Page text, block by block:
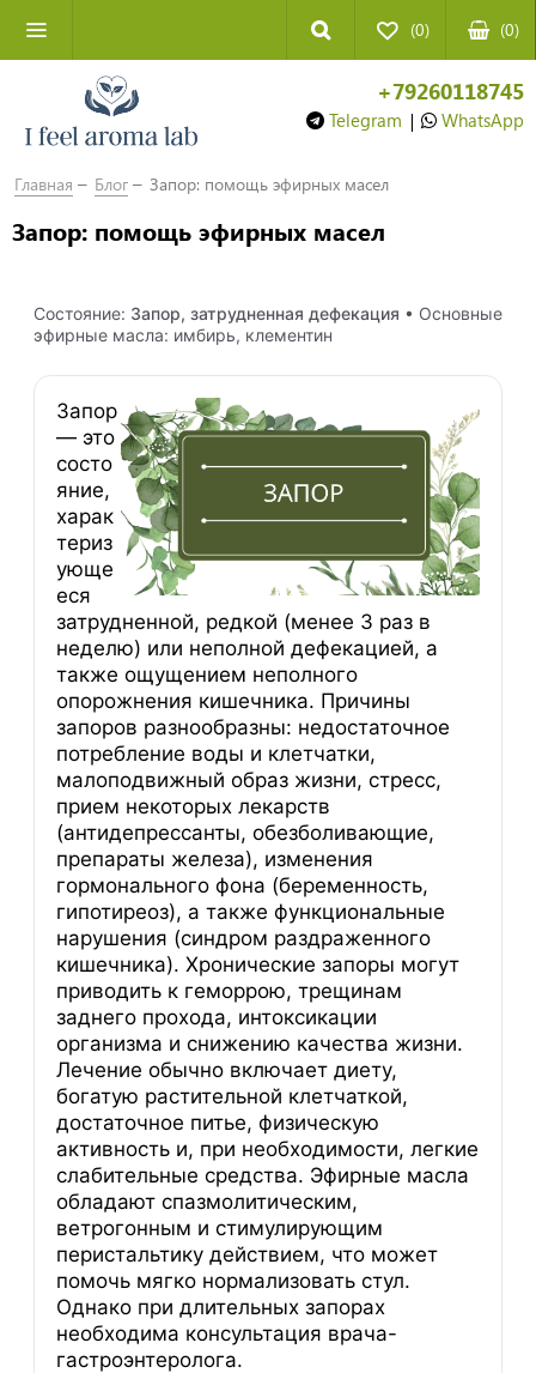
(0) (0)
+79260118745
Telegram | WhatsApp
Главная Блог Запор: помощь эфирных масел
Запор: помощь эфирных масел
Состояние: Запор, затрудненная дефекация • Основные
эфирные масла: имбирь, клементин
Запор
— это
состо
яние,
харак
териз
ующе
еся
затрудненной, редкой (менее 3 раз в
неделю) или неполной дефекацией, а
также ощущением неполного
опорожнения кишечника. Причины
запоров разнообразны: недостаточное
потребление воды и клетчатки,
малоподвижный образ жизни, стресс,
прием некоторых лекарств
(антидепрессанты, обезболивающие,
препараты железа), изменения
гормонального фона (беременность,
гипотиреоз), а также функциональные
нарушения (синдром раздраженного
кишечника). Хронические запоры могут
приводить к геморрою, трещинам
заднего прохода, интоксикации
организма и снижению качества жизни.
Лечение обычно включает диету,
богатую растительной клетчаткой,
достаточное питье, физическую
активность и, при необходимости, легкие
слабительные средства. Эфирные масла
обладают спазмолитическим,
ветрогонным и стимулирующим
перистальтику действием, что может
помочь мягко нормализовать стул.
Однако при длительных запорах
необходима консультация врача-
гастроэнтеролога.